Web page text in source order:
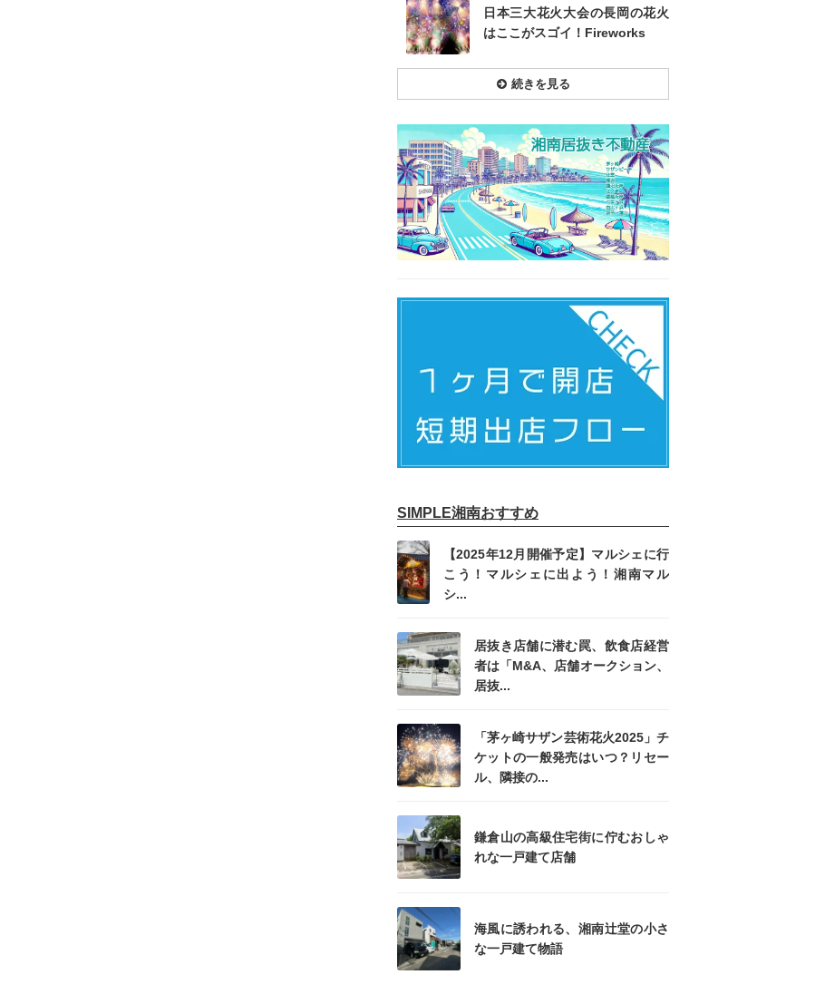
日本三大花火大会の長岡の花火
はここがスゴイ！Fireworks
続きを見る
SIMPLE湘南おすすめ
【2025年12月開催予定】マルシェに行
こう！マルシェに出よう！湘南マル
シ...
居抜き店舗に潜む罠、飲食店経営
者は「M&A、店舗オークション、
居抜...
「茅ヶ崎サザン芸術花火2025」チ
ケットの一般発売はいつ？リセー
ル、隣接の...
鎌倉山の高級住宅街に佇むおしゃ
れな一戸建て店舗
海風に誘われる、湘南辻堂の小さ
な一戸建て物語